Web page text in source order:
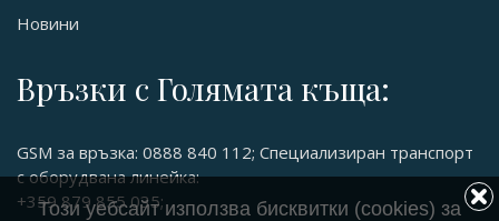
Новини
Връзки с Голямата къща:
GSM за връзка: 0888 840 112; Специализиран транспорт
с оборудвана линейка:
+359 879 855 035;
Този уебсайт използва бисквитки (cookies) за